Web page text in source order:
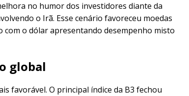
no humor dos investidores diante da
o Irã. Esse cenário favoreceu moedas
com o dólar apresentando desempenho misto
global
favorável. O principal índice da B3 fechou